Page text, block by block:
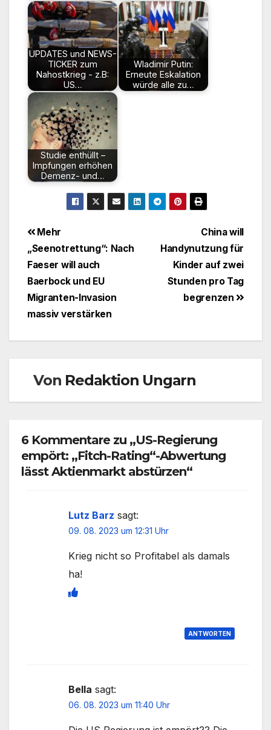
UPDATES und NEWS-
TICKER zum
Nahostkrieg - z.B:
US…
Wladimir Putin:
Erneute Eskalation
würde alle zu…
Studie enthüllt –
Impfungen erhöhen
Demenz- und…
Beitragsnavigation
China will
Handynutzung für
Kinder auf zwei
Stunden pro Tag
begrenzen
Mehr
„Seenotrettung“: Nach
Faeser will auch
Baerbock und EU
Migranten-Invasion
massiv verstärken
Von Redaktion Ungarn
6 Kommentare zu „US-Regierung
empört: „Fitch-Rating“-Abwertung
lässt Aktienmarkt abstürzen“
Lutz Barz sagt:
09. 08. 2023 um 12:31 Uhr
Krieg nicht so Profitabel als damals
ha!
ANTWORTEN
Bella sagt:
06. 08. 2023 um 11:40 Uhr